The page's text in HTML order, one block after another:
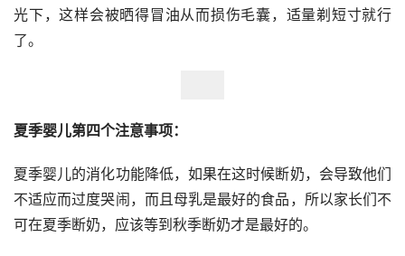
光下，这样会被晒得冒油从而损伤毛囊，适量剃短寸就行
了。
夏季婴儿第四个注意事项：
夏季婴儿的消化功能降低，如果在这时候断奶，会导致他们
不适应而过度哭闹，而且母乳是最好的食品，所以家长们不
可在夏季断奶，应该等到秋季断奶才是最好的。